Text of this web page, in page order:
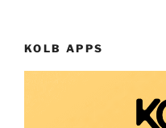
KOLB APPS